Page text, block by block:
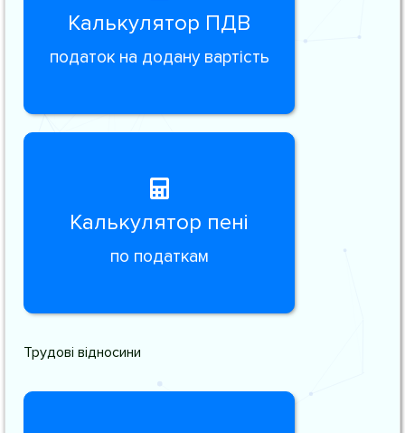
Калькулятор ПДВ
податок на додану вартість
Калькулятор пені
по податкам
Трудові відносини